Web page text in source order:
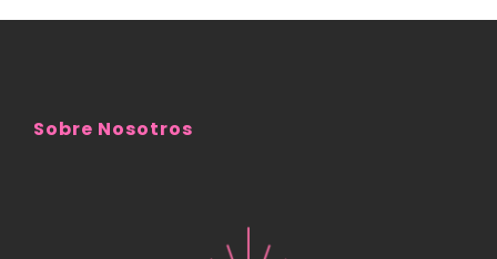
Sobre Nosotros